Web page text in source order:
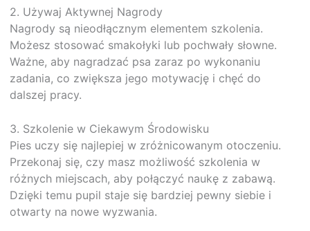
2. Używaj Aktywnej Nagrody
Nagrody są nieodłącznym elementem szkolenia.
Możesz stosować smakołyki lub pochwały słowne.
Ważne, aby nagradzać psa zaraz po wykonaniu
zadania, co zwiększa jego motywację i chęć do
dalszej pracy.
3. Szkolenie w Ciekawym Środowisku
Pies uczy się najlepiej w zróżnicowanym otoczeniu.
Przekonaj się, czy masz możliwość szkolenia w
różnych miejscach, aby połączyć naukę z zabawą.
Dzięki temu pupil staje się bardziej pewny siebie i
otwarty na nowe wyzwania.